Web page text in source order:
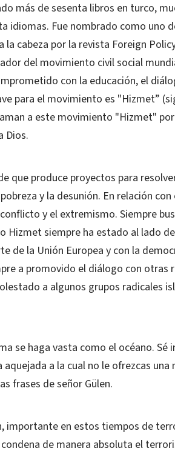
más de sesenta libros en turco,
idiomas. Fue nombrado como uno
cabeza por la revista Foreign
del movimiento civil social
con la educación, el
para el movimiento es "Hizmet”
a este movimiento "Hizmet"
Dios.
que produce proyectos para
y la desunión. En relación
y el extremismo. Siempre
Hizmet siempre ha estado al lado
de la Unión Europea y con la
a promovido el diálogo con otras
a algunos grupos radicales
se haga vasta como el océano. Sé
a la cual no le ofrezcas una
frases de señor Gülen.
importante en estos tiempos de
de manera absoluta el